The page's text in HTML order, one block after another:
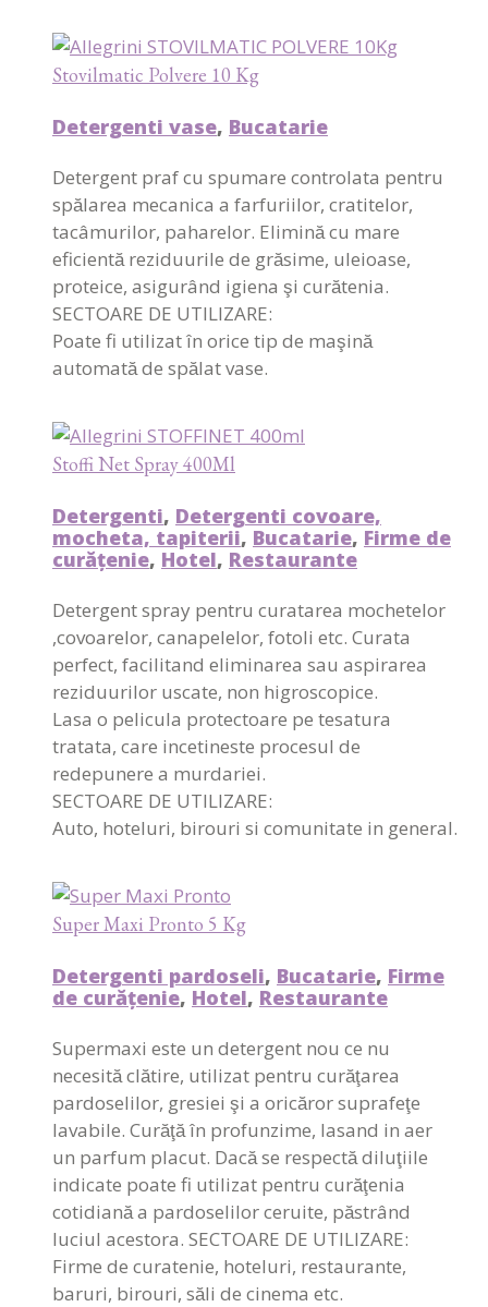
Stovilmatic Polvere 10 Kg
Detergenti vase, Bucatarie
Detergent praf cu spumare controlata pentru
spălarea mecanica a farfuriilor, cratitelor,
tacâmurilor, paharelor. Elimină cu mare
eficientă reziduurile de grăsime, uleioase,
proteice, asigurând igiena şi curătenia.
SECTOARE DE UTILIZARE:
Poate fi utilizat în orice tip de maşină
automată de spălat vase.
Stoffi Net Spray 400Ml
Detergenti, Detergenti covoare,
mocheta, tapiterii, Bucatarie, Firme de
curățenie, Hotel, Restaurante
Detergent spray pentru curatarea mochetelor
,covoarelor, canapelelor, fotoli etc. Curata
perfect, facilitand eliminarea sau aspirarea
reziduurilor uscate, non higroscopice.
Lasa o pelicula protectoare pe tesatura
tratata, care incetineste procesul de
redepunere a murdariei.
SECTOARE DE UTILIZARE:
Auto, hoteluri, birouri si comunitate in general.
Super Maxi Pronto 5 Kg
Detergenti pardoseli, Bucatarie, Firme
de curățenie, Hotel, Restaurante
Supermaxi este un detergent nou ce nu
necesită clătire, utilizat pentru curăţarea
pardoselilor, gresiei şi a oricăror suprafeţe
lavabile. Curăţă în profunzime, lasand in aer
un parfum placut. Dacă se respectă diluţiile
indicate poate fi utilizat pentru curăţenia
cotidiană a pardoselilor ceruite, păstrând
luciul acestora. SECTOARE DE UTILIZARE:
Firme de curatenie, hoteluri, restaurante,
baruri, birouri, săli de cinema etc.